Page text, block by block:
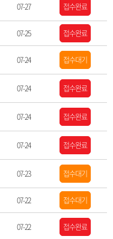
07-27 접수완료
07-25 접수완료
07-24 접수대기
07-24 접수완료
07-24 접수완료
07-24 접수완료
07-23 접수대기
07-22 접수대기
07-22 접수완료